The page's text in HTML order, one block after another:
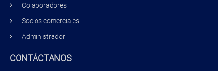
Colaboradores
Socios comerciales
Administrador
CONTÁCTANOS